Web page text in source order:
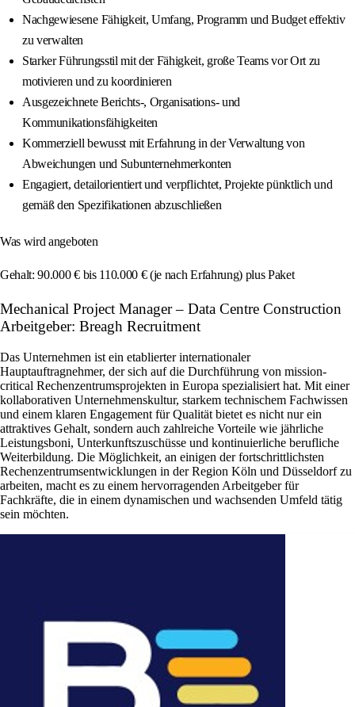
Nachgewiesene Fähigkeit, Umfang, Programm und Budget effektiv
zu verwalten
Starker Führungsstil mit der Fähigkeit, große Teams vor Ort zu
motivieren und zu koordinieren
Ausgezeichnete Berichts-, Organisations- und
Kommunikationsfähigkeiten
Kommerziell bewusst mit Erfahrung in der Verwaltung von
Abweichungen und Subunternehmerkonten
Engagiert, detailorientiert und verpflichtet, Projekte pünktlich und
gemäß den Spezifikationen abzuschließen
Was wird angeboten
Gehalt: 90.000 € bis 110.000 € (je nach Erfahrung) plus Paket
Mechanical Project Manager – Data Centre Construction
Arbeitgeber: Breagh Recruitment
Das Unternehmen ist ein etablierter internationaler
Hauptauftragnehmer, der sich auf die Durchführung von mission-
critical Rechenzentrumsprojekten in Europa spezialisiert hat. Mit einer
kollaborativen Unternehmenskultur, starkem technischem Fachwissen
und einem klaren Engagement für Qualität bietet es nicht nur ein
attraktives Gehalt, sondern auch zahlreiche Vorteile wie jährliche
Leistungsboni, Unterkunftszuschüsse und kontinuierliche berufliche
Weiterbildung. Die Möglichkeit, an einigen der fortschrittlichsten
Rechenzentrumsentwicklungen in der Region Köln und Düsseldorf zu
arbeiten, macht es zu einem hervorragenden Arbeitgeber für
Fachkräfte, die in einem dynamischen und wachsenden Umfeld tätig
sein möchten.